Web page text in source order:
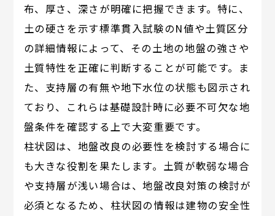
布、厚さ、深さが明確に把握できます。特に、
土の硬さを示す標準貫入試験のN値や土質区分
の詳細情報によって、その土地の地盤の強さや
土質特性を正確に判断することが可能です。ま
た、支持層の有無や地下水位の状態も図示され
ており、これらは基礎設計時に必要不可欠な地
盤条件を確認する上で大変重要です。
柱状図は、地盤改良の必要性を検討する場合に
も大きな役割を果たします。土質が軟弱な場合
や支持層が浅い場合は、地盤改良対策の検討が
必須となるため、柱状図の情報は建物の安全性